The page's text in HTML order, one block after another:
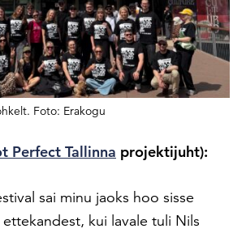
Foto: Erakogu
Perfect Tallinna projektijuht):
sai minu jaoks hoo sisse
kui lavale tuli Nils